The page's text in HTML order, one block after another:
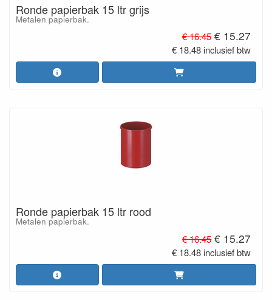
Ronde papierbak 15 ltr grijs
Metalen papierbak.
€ 16.45 € 15.27
€ 18.48 inclusief btw
Ronde papierbak 15 ltr rood
Metalen papierbak.
€ 16.45 € 15.27
€ 18.48 inclusief btw